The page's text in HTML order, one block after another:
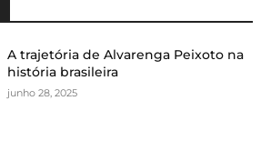
A trajetória de Alvarenga Peixoto na
história brasileira
junho 28, 2025